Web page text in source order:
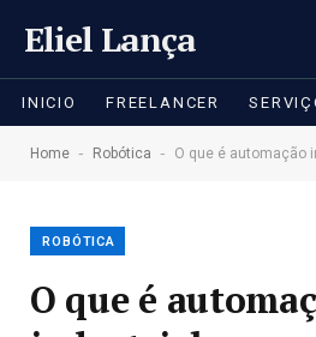
Eliel Lança
INICIO FREELANCER
Home - Robótica - O que é automação
ROBÓTICA
O que é